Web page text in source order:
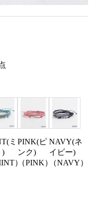
ミ
)
）
PINK(ピ
ンク)
（PINK）
NAVY(ネ
イビー)
（NAVY）